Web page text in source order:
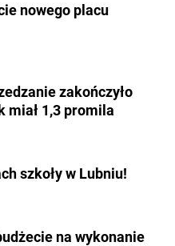
nowego placu
zakończyło
miał 1,3 promila
szkoły w Lubniu!
na wykonanie